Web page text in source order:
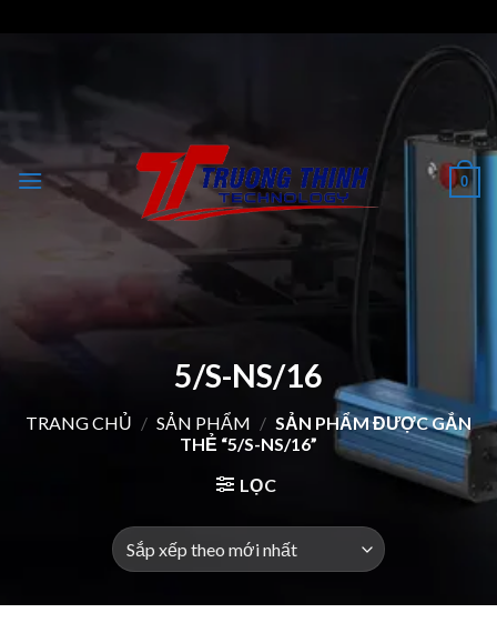
0
5/S-NS/16
TRANG CHỦ / SẢN PHẨM / SẢN PHẨM ĐƯỢC GẮN
THẺ “5/S-NS/16”
LỌC